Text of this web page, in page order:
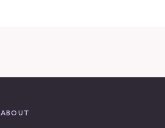
ABOUT